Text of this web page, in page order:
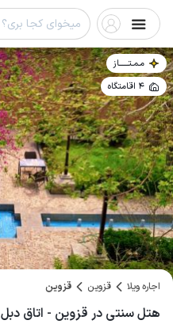
مـمـتــــــاز
4 اقامتگاه
اجاره ویلا قزوین قزوین
هتل سنتی در قزوین - اتاق دبل